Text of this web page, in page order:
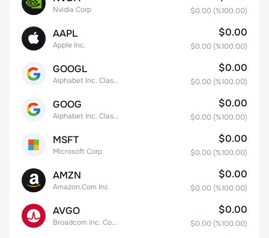
Nvidia Corp $0.00 (%100.00)
AAPL
Apple Inc.
$0.00
$0.00 (%100.00)
GOOGL
Alphabet Inc. Class A Common Stock
$0.00
$0.00 (%100.00)
GOOG
Alphabet Inc. Class C Capital Stock
$0.00
$0.00 (%100.00)
MSFT
Microsoft Corp
$0.00
$0.00 (%100.00)
AMZN
Amazon.Com Inc
$0.00
$0.00 (%100.00)
AVGO
Broadcom Inc. Common Stock
$0.00
$0.00 (%100.00)